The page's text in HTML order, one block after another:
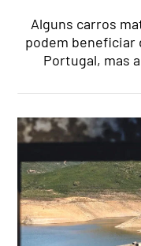
Alguns carros
podem beneficiar
Portugal, mas